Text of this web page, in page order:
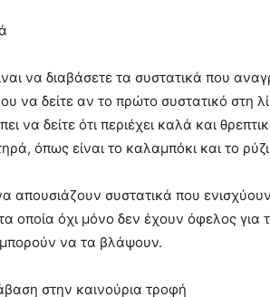
να διαβάσετε τα συστατικά που
να δείτε αν το πρώτο συστατικό στη
να δείτε ότι περιέχει καλά και
όπως είναι το καλαμπόκι και το
απουσιάζουν συστατικά που
οποία όχι μόνο δεν έχουν όφελος για
να τα βλάψουν.
στην καινούρια τροφή